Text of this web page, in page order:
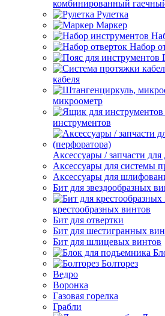
комбинированный
Рулетка
Маркер
Набор
кабеля
микроометр
инструментов
Аксессуары / запчасти
Аксессуары для системы
Аксессуары для
Бит для звездообразных
крестообразных винтов
Бит для отвертки
Бит для шестигранных
Бит для шлицевых винтов
Болторез
Ведро
Воронка
Газовая горелка
Грабли